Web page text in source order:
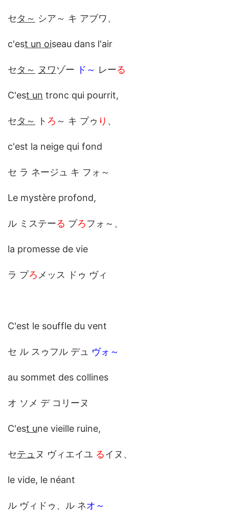
セタ～ シア～ キ アブワ、
c'est un oiseau dans l'air
セタ～ ヌワゾー ド～ レーる
C'est un tronc qui pourrit,
セタ～ ト ろ ～ キ プゥ り 、
c'est la neige qui fond
セ ラ ネージュ キ フォ～
Le mystère profond,
ル ミステーる プろフォ～、
la promesse de vie
ラ プろ メッス ドゥ ヴィ
C'est le souffle du vent
セ ル スゥフル デュ ヴォ～
au sommet des collines
オ ソメ デ コリーヌ
C'est une vieille ruine,
セテュ ヌ ヴィエイユ るイヌ、
le vide, le néant
ル ヴィドゥ、ル ネオ～